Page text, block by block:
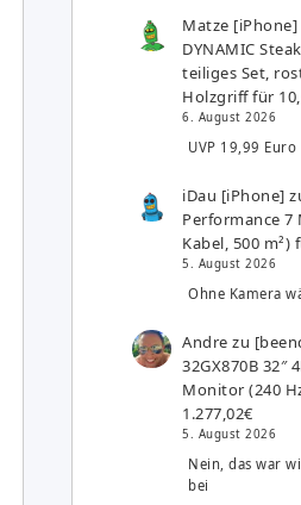
Matze [iPhone]
DYNAMIC
teiliges Set,
Holzgriff für
6. August 2026
UVP 19,99 Euro
iDau [iPhone]
Performance
Kabel, 500 m²)
5. August 2026
Ohne Kamera
Andre zu
32GX870B 32″
Monitor (240
1.277,02€
5. August 2026
Nein, das war
bei